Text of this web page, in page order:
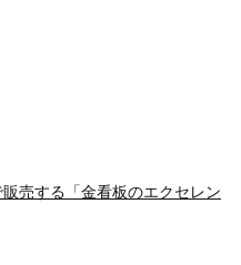
売する「金看板のエクセレン